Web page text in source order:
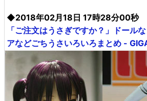
◆2018年02月18日 17時28分00秒
「ご注文はうさぎですか？」ドール
アなどごちうさいろいろまとめ -